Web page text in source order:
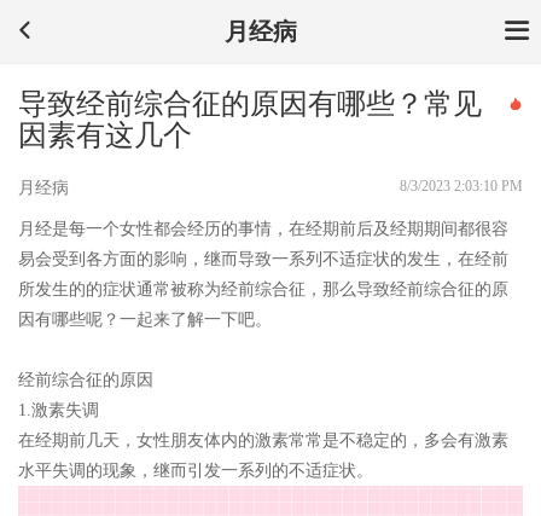
月经病
导致经前综合征的原因有哪些？常见
因素有这几个
月经病 8/3/2023 2:03:10 PM
月经是每一个女性都会经历的事情，在经期前后及经期期间都很容
易会受到各方面的影响，继而导致一系列不适症状的发生，在经前
所发生的的症状通常被称为经前综合征，那么导致经前综合征的原
因有哪些呢？一起来了解一下吧。
经前综合征的原因
1.激素失调
在经期前几天，女性朋友体内的激素常常是不稳定的，多会有激素
水平失调的现象，继而引发一系列的不适症状。